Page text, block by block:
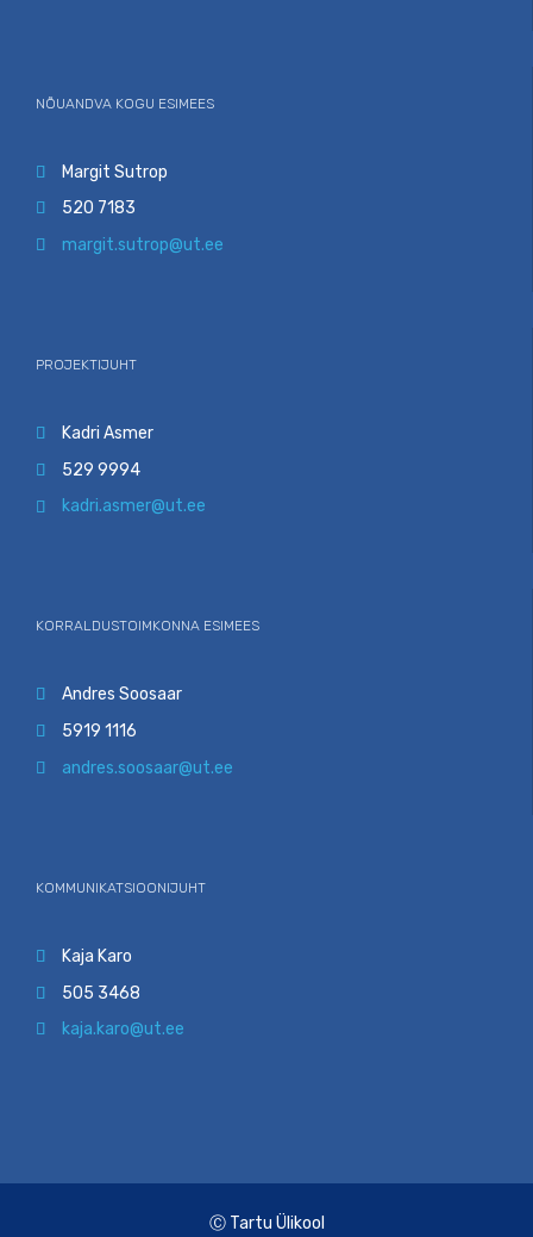
NÕUANDVA KOGU ESIMEES
 Margit Sutrop
 520 7183
 margit.sutrop@ut.ee
PROJEKTIJUHT
 Kadri Asmer
 529 9994
 kadri.asmer@ut.ee
KORRALDUSTOIMKONNA ESIMEES
 Andres Soosaar
 5919 1116
 andres.soosaar@ut.ee
KOMMUNIKATSIOONIJUHT
 Kaja Karo
 505 3468
 kaja.karo@ut.ee
Ⓒ Tartu Ülikool